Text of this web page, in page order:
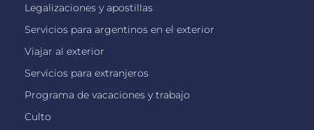
Legalizaciones y apostillas
Servicios para argentinos en el exterior
Viajar al exterior
Servicios para extranjeros
Programa de vacaciones y trabajo
Culto